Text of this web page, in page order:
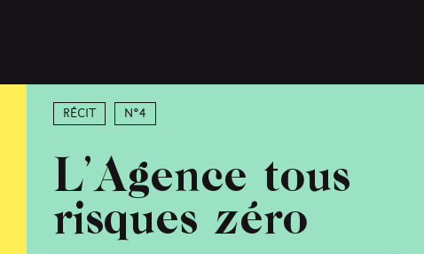
Récit N°4
L’Agence tous
risques zéro